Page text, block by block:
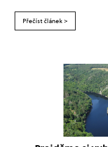
Přečíst článek >